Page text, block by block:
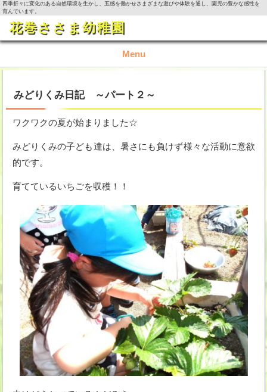
四季折々に変化のある自然環境を生かし、五感を働かせさまざまな遊びや体験を通し、園児の豊かな感性を
育んでいます。
花巻ささま幼稚園
Menu
園の概要
園の生活
みどりくみ日記 ～パート２～
ワクワクの夏が始まりました☆
みどりくみの子ども達は、暑さにも負けず様々な活動に意欲
的です。
育てているいちごを収穫！！